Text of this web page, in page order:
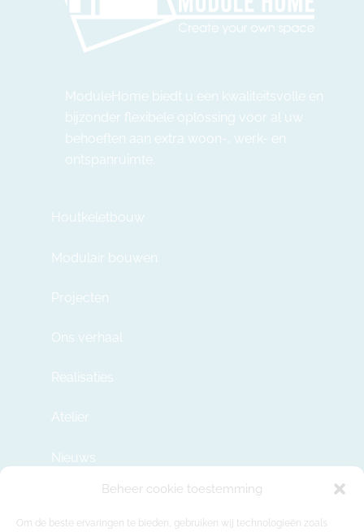
Beheer cookie toestemming
Om de beste ervaringen te bieden, gebruiken wij technologieën zoals
ModuleHome biedt u een kwaliteitsvolle en
bijzonder flexibele oplossing voor al uw
behoeften aan extra woon-, werk- en
ontspanruimte.
Houtkeletbouw
Modulair bouwen
Projecten
Ons verhaal
Realisaties
Atelier
Nieuws